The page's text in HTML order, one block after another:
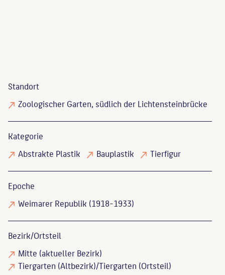
Standort
Zoologischer Garten, südlich der Lichtensteinbrücke
Kategorie
Abstrakte Plastik
Bauplastik Tierfigur
Epoche
Weimarer Republik (1918-1933)
Bezirk/Ortsteil
Mitte (aktueller Bezirk)
Tiergarten (Altbezirk)/Tiergarten (Ortsteil)